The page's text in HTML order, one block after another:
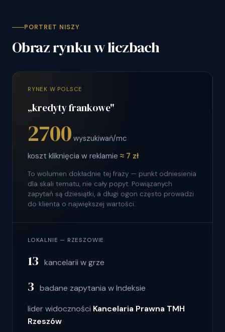
PORTRET NISZY
Obraz rynku w liczbach
RYNEK W POLSCE
„kredyty frankowe"
2700 wyszukiwań/mc
koszt kliknięcia w reklamie ≈ 7 zł
To wolumen dokładnie tej frazy — punkt odniesienia
dla skali tematu, nie cały popyt. Powiązanych
zapytań są dziesiątki, a długi ogon często prowadzi
do klienta o największej wartości.
LOKALNIE — RZESZOWIE
13 kancelarii w grze
3 badane zapytania w Indeksie
lider widoczności Kancelaria Prawna TMH
Rzeszów